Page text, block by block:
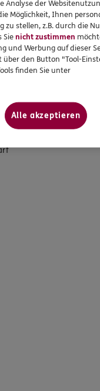
Analyse der
Möglichkeit, Ihnen
zu stellen, z.B. durch die
Sienicht zustimmen
und Werbung auf dieser
über den Button "Tool-
finden Sie unter
Alle akzeptieren